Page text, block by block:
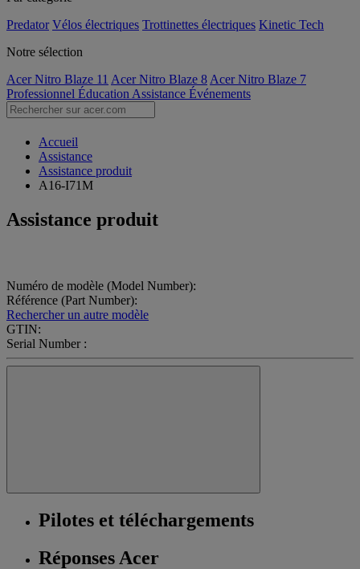
Predator Vélos électriques Trottinettes électriques Kinetic Tech
Notre sélection
Acer Nitro Blaze 11 Acer Nitro Blaze 8 Acer Nitro Blaze 7
Professionnel Éducation Assistance Événements
Accueil
Assistance
Assistance produit
A16-I71M
Assistance produit
Numéro de modèle (Model Number):
Référence (Part Number):
Rechercher un autre modèle
GTIN:
Serial Number :
Pilotes et téléchargements
Réponses Acer